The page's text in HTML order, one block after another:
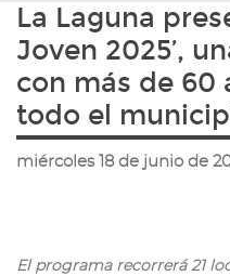
Home
para
a
la
página
de
La Laguna
Joven 2025’,
con más de 60
todo el
miércoles 18 de junio de
El programa recorrerá 21